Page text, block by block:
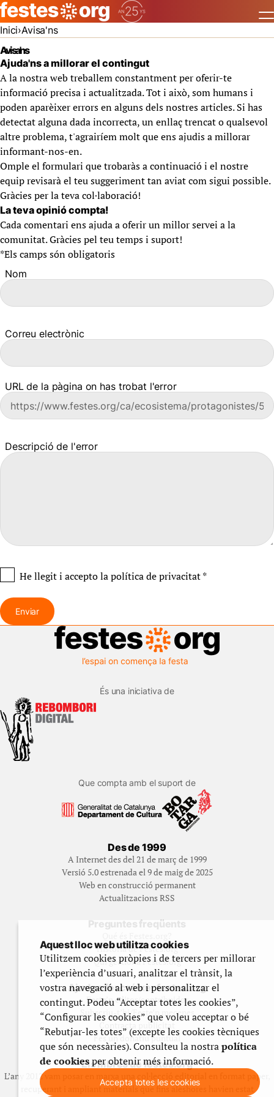
Inici Avisa'ns
Avisa'ns
Ajuda'ns a millorar el contingut
A la nostra web treballem constantment per oferir-te
informació precisa i actualitzada. Tot i això, som humans i
poden aparèixer errors en alguns dels nostres articles. Si has
detectat alguna dada incorrecta, un enllaç trencat o qualsevol
altre problema, t'agrairíem molt que ens ajudis a millorar
informant-nos-en.
Omple el formulari que trobaràs a continuació i el nostre
equip revisarà el teu suggeriment tan aviat com sigui possible.
Gràcies per la teva col·laboració!
La teva opinió compta!
Cada comentari ens ajuda a oferir un millor servei a la
comunitat. Gràcies pel teu temps i suport!
*Els camps són obligatoris
Nom
Correu electrònic
URL de la pàgina on has trobat l'error
Descripció de l'error
He llegit i acceptola política de privacitat*
Enviar
És una iniciativa de
Que compta amb el suport de
Des de 1999
A Internet des del 21 de març de 1999
Versió 5.0 estrenada el 9 de maig de 2025
Web en construcció permanent
Actualitzacions RSS
Preguntes freqüents
Història de Festes.org
Qui gestiona Festes.org
Ajuda a fer créixer festes.org
Feste’n editor/contribuidor
Subscriu-t’hi/Feste’n mecenes
Contracta publicitat
Fes un donatiu puntual
Els llibres de festes.org
L’any 2012 vam posar en marxa una col·lecció editorial en format paper,
recuperant i ampliant materials que fins aleshores havien estat
Aquest lloc web utilitza cookies
Utilitzem cookies pròpies i de tercers per millorar
l’experiència d’usuari, analitzar el trànsit, la
vostra navegació al web i personalitzar el
contingut. Podeu “Acceptar totes les cookies”,
“Configurar les cookies” que voleu acceptar o bé
“Rebutjar-les totes” (excepte les cookies tècniques
que són necessàries). Consulteu la nostrapolítica
de cookiesper obtenir més informació.
Accepta totes les cookies